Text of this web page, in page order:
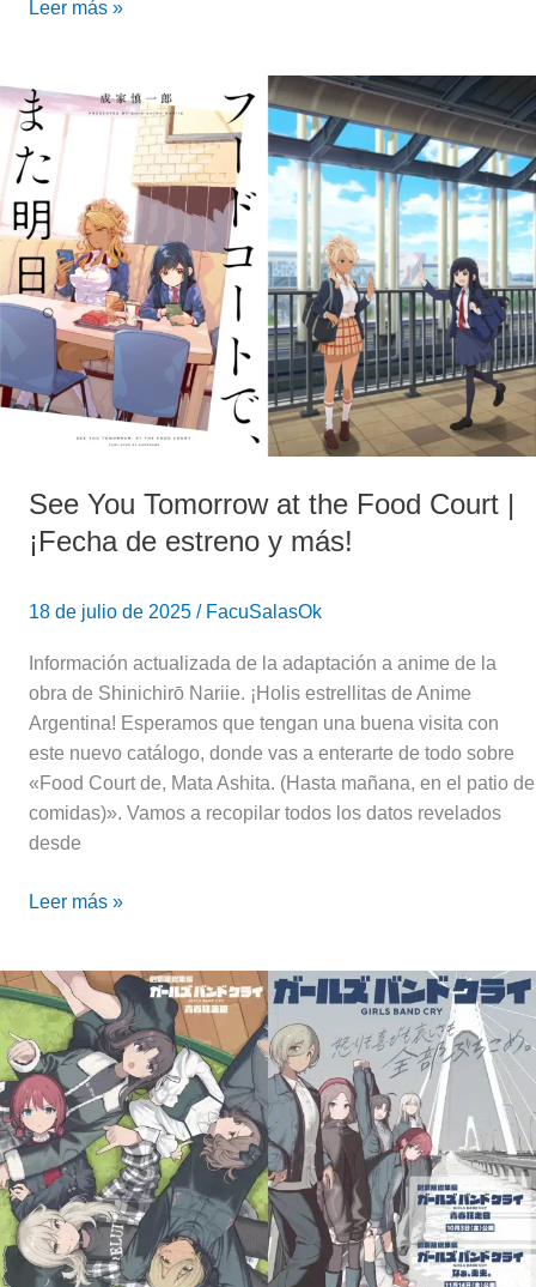
Leer más »
See You Tomorrow at the Food Court |
¡Fecha de estreno y más!
18 de julio de 2025 / FacuSalasOk
Información actualizada de la adaptación a anime de la
obra de Shinichirō Nariie. ¡Holis estrellitas de Anime
Argentina! Esperamos que tengan una buena visita con
este nuevo catálogo, donde vas a enterarte de todo sobre
«Food Court de, Mata Ashita. (Hasta mañana, en el patio de
comidas)». Vamos a recopilar todos los datos revelados
desde
See
You
Tomorrow
at
the
Food
Court
|
¡Fecha
estreno
y
Leer más »
¡GIRLS
BAND
CRY!
Películas
recopilatorias
|
Fecha
de
estreno